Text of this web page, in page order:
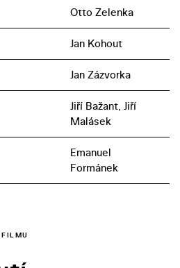
Otto Zelenka
Jan Kohout
Jan Zázvorka
Jiří Bažant, Jiří
Malásek
Emanuel
Formánek